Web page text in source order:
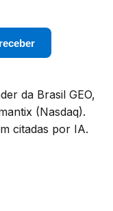
da Brasil GEO,
(Nasdaq).
citadas por IA.